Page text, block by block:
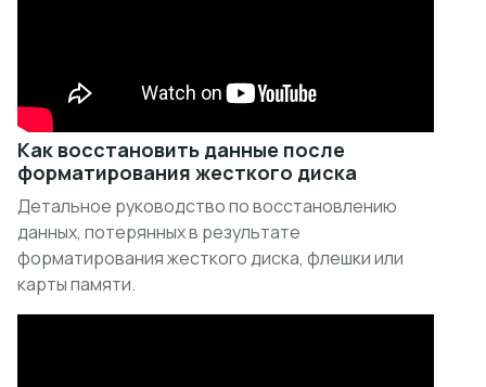
Как восстановить данные после
форматирования жесткого диска
Детальное руководство по восстановлению
данных, потерянных в результате
форматирования жесткого диска, флешки или
карты памяти.